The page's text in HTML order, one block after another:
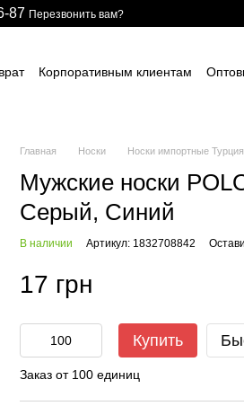
87 Перезвонить вам?
Корпоративным клиентам
информация
Главная Носки Носки импортные Турция
Мужские носки
Серый, Синий
В наличии Артикул: 1832708842
17 грн
Купить
Заказ от 100 единиц